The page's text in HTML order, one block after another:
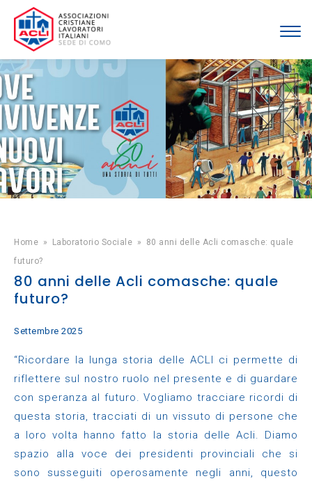
Home » Laboratorio Sociale »
80 anni delle Acli comasche: quale
futuro?
80 anni delle Acli comasche: quale
futuro?
Settembre 2025
“Ricordare la lunga storia delle ACLI ci permette di
riflettere sul nostro ruolo nel presente e di guardare
con speranza al futuro. Vogliamo tracciare ricordi di
questa storia, tracciati di un vissuto di persone che
a loro volta hanno fatto la storia delle Acli. Diamo
spazio alla voce dei presidenti provinciali che si
sono susseguiti operosamente negli anni, questo